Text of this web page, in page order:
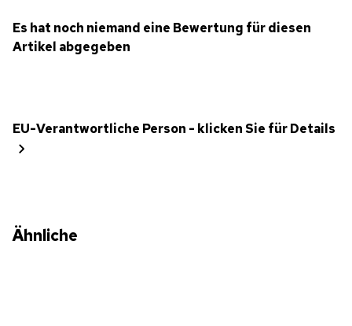
Es hat noch niemand eine Bewertung für diesen
Artikel abgegeben
EU-Verantwortliche Person - klicken Sie für Details
Ähnliche